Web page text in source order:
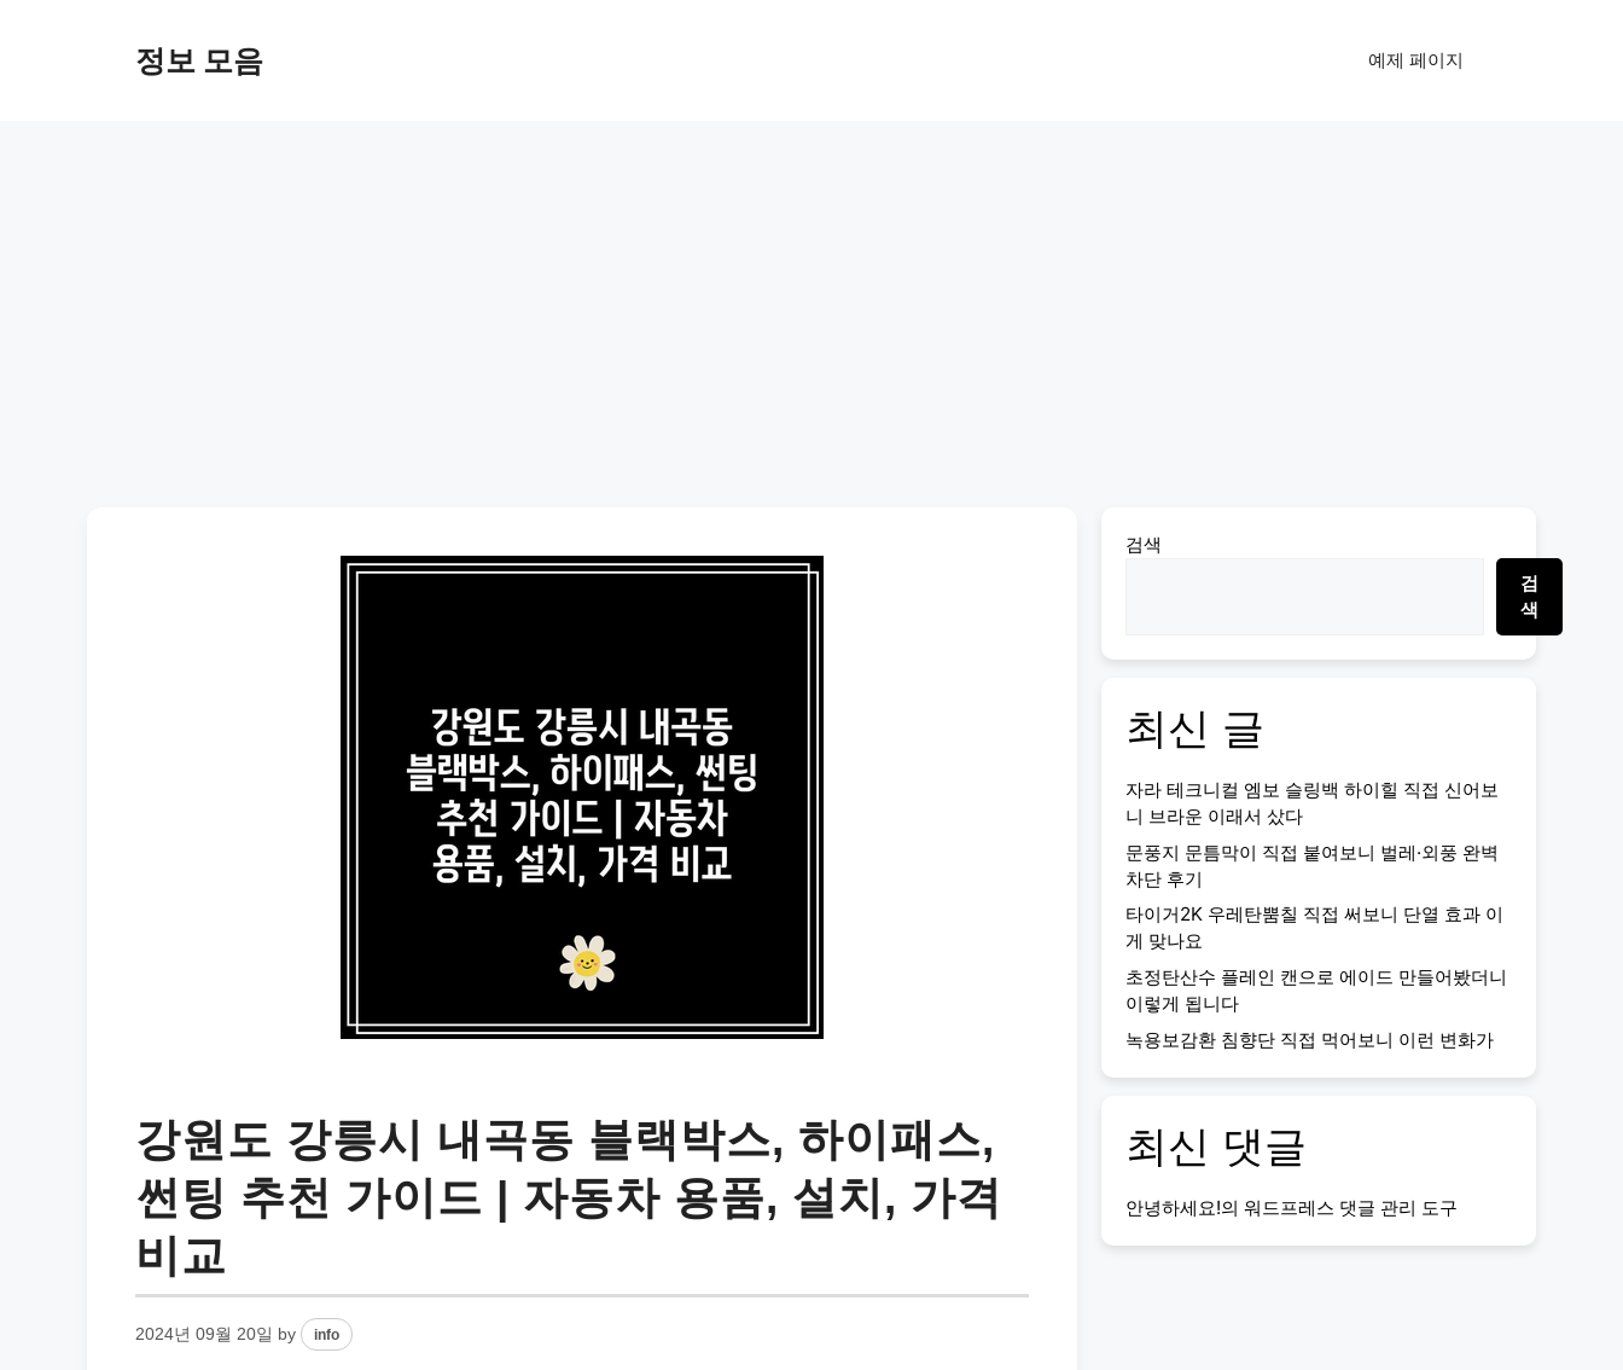
정보 모음 예제 페이지
강원도 강릉시 내곡동 블랙박스, 하이패스,
썬팅 추천 가이드 | 자동차 용품, 설치, 가격
비교
2024년 09월 20일 by info
검색
검
색
최신 글
자라 테크니컬 엠보 슬링백 하이힐 직접 신어보
니 브라운 이래서 샀다
문풍지 문틈막이 직접 붙여보니 벌레·외풍 완벽
차단 후기
타이거2K 우레탄뿜칠 직접 써보니 단열 효과 이
게 맞나요
초정탄산수 플레인 캔으로 에이드 만들어봤더니
이렇게 됩니다
녹용보감환 침향단 직접 먹어보니 이런 변화가
최신 댓글
안녕하세요!의 워드프레스 댓글 관리 도구